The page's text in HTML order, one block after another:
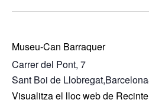
Museu-Can Barraquer
Carrer del Pont, 7
Sant Boi de Llobregat,Barcelona
Visualitza el lloc web de Recinte